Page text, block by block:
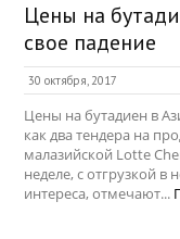
Цены на
свое падение
30 октября, 2017
Цены на бутадиен в
как два тендера на
малазийской Lotte
неделе, с отгрузкой в
интереса, отмечают...